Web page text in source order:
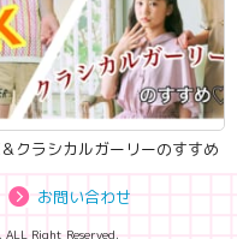
クラシカルガーリーのすすめ
お問い合わせ
Right Reserved.